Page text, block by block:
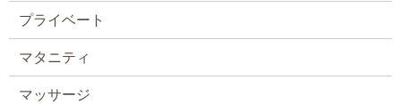
プライベート
マタニティ
マッサージ